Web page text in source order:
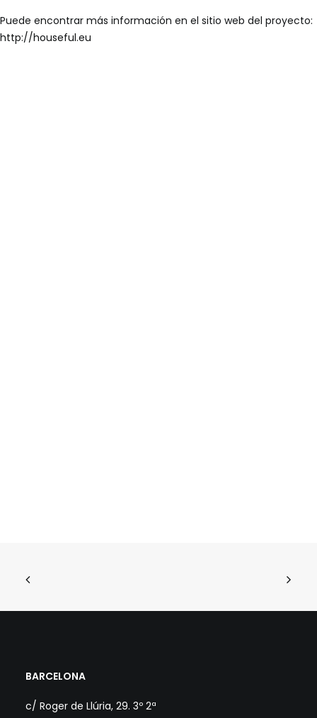
Puede encontrar más información en el sitio web del proyecto:
http://houseful.eu
BARCELONA
c/ Roger de Llúria, 29. 3º 2ª